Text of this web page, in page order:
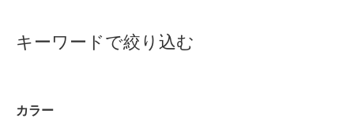
キーワードで絞り込む
カラー